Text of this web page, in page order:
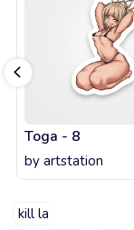
Toga - 8
by artstation
kill la